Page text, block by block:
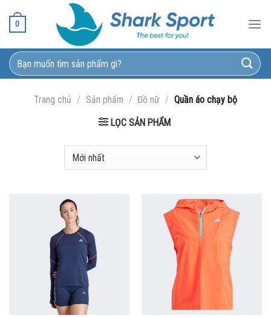
dung
0
Tìm
kiếm:
Trang chủ / Sản phẩm / Đồ nữ / Quần áo chạy bộ
LỌC SẢN PHẨM